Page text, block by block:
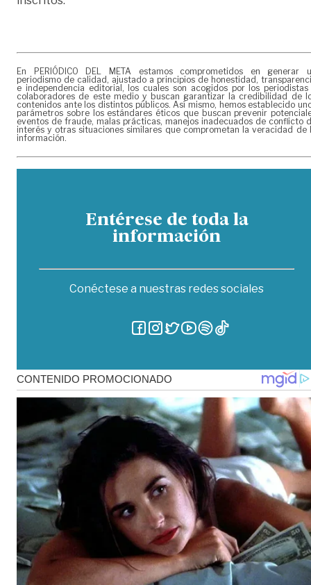
En PERIÓDICO DEL META estamos comprometidos en generar
periodismo de calidad, ajustado a principios de honestidad,
e independencia editorial, los cuales son acogidos por los periodistas
colaboradores de este medio y buscan garantizar la credibilidad de
contenidos ante los distintos públicos. Así mismo, hemos establecido
parámetros sobre los estándares éticos que buscan prevenir
eventos de fraude, malas prácticas, manejos inadecuados de conflicto
interés y otras situaciones similares que comprometan la veracidad de
información.
Entérese de toda la
información
Conéctese a nuestras redes sociales